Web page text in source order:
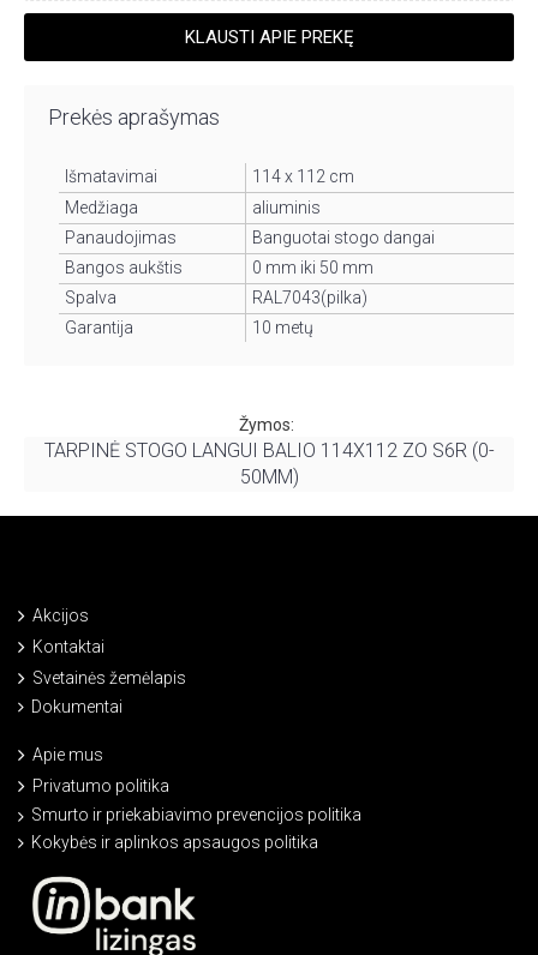
KLAUSTI APIE PREKĘ
Prekės aprašymas
šmatavimai
114 x 112 cm
Medžiaga
aliuminis
Panaudojimas
Banguotai stogo dangai
Bangos aukštis
0 mm iki 50 mm
Spalva
RAL7043(pilka)
Garantija
10 metų
Žymos:
TARPINĖ STOGO LANGUI BALIO 114X112 ZO S6R (0-
50MM)
Akcijos
Kontaktai
Svetainės žemėlapis
Dokumentai
Apie mus
Privatumo politika
Smurto ir priekabiavimo prevencijos politika
Kokybės ir aplinkos apsaugos politika